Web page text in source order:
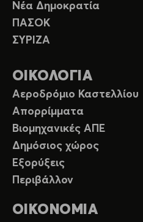
Νέα Δημοκρατία
ΠΑΣΟΚ
ΣΥΡΙΖΑ
ΟΙΚΟΛΟΓΙΑ
Αεροδρόμιο Καστελλίου
Απορρίμματα
Βιομηχανικές ΑΠΕ
Δημόσιος χώρος
Εξορύξεις
Περιβάλλον
ΟΙΚΟΝΟΜΙΑ